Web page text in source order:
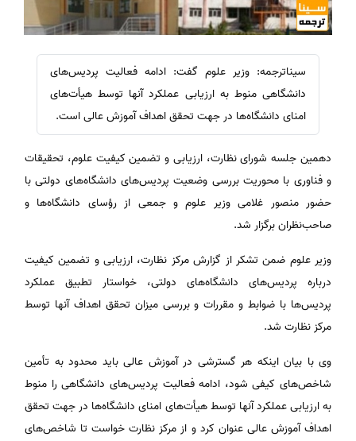
سیناترجمه: وزیر علوم گفت: ادامه فعالیت پردیس‌های
دانشگاهی منوط به ارزیابی عملکرد آنها توسط هیأت‌های
امنای دانشگاه‌ها در جهت تحقق اهداف آموزش عالی است.
دهمین جلسه شورای نظارت، ارزیابی و تضمین کیفیت علوم، تحقیقات
و فناوری با محوریت بررسی وضعیت پردیس‌های دانشگاه‌های دولتی با
حضور منصور غلامی وزیر علوم و جمعی از رؤسای دانشگاه‌ها و
صاحب‌نظران برگزار شد.
وزیر علوم ضمن تشکر از گزارش مرکز نظارت، ارزیابی و تضمین کیفیت
درباره پردیس‌های دانشگاه‌های دولتی، خواستار تطبیق عملکرد
پردیس‌ها با ضوابط و مقررات و بررسی میزان تحقق اهداف آنها توسط
مرکز نظارت شد.
وی با بیان اینکه هر گسترشی در آموزش عالی باید محدود به تأمین
شاخص‌های کیفی شود، ادامه فعالیت پردیس‌های دانشگاهی را منوط
به ارزیابی عملکرد آنها توسط هیأت‌های امنای دانشگاه‌ها در جهت تحقق
اهداف آموزش عالی عنوان کرد و از مرکز نظارت خواست تا شاخص‌های